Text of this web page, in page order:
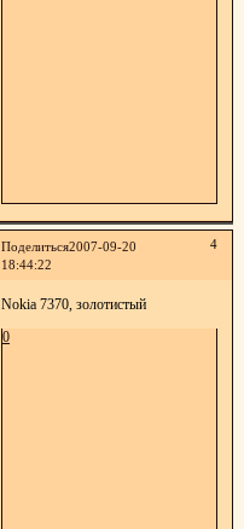
Поделиться 4
2007-09-20
18:44:22
Nokia 7370, золотистый
0